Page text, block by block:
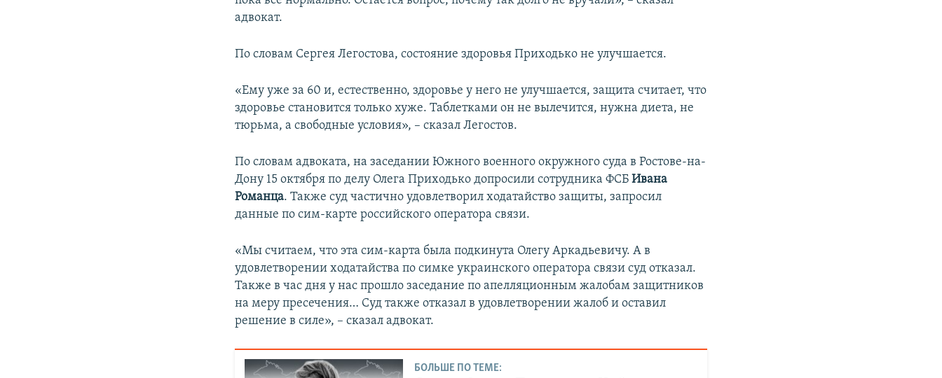
адвокат.
По словам Сергея Легостова, состояние здоровья Приходько не улучшается.
«Ему уже за 60 и, естественно, здоровье у него не улучшается, защита считает, что
здоровье становится только хуже. Таблетками он не вылечится, нужна диета, не
тюрьма, а свободные условия», – сказал Легостов.
По словам адвоката, на заседании Южного военного окружного суда в Ростове-на-
Дону 15 октября по делу Олега Приходько допросили сотрудника ФСБИвана
Романца. Также суд частично удовлетворил ходатайство защиты, запросил
данные по сим-карте российского оператора связи.
«Мы считаем, что эта сим-карта была подкинута Олегу Аркадьевичу. А в
удовлетворении ходатайства по симке украинского оператора связи суд отказал.
Также в час дня у нас прошло заседание по апелляционным жалобам защитников
на меру пресечения… Суд также отказал в удовлетворении жалоб и оставил
решение в силе», – сказал адвокат.
БОЛЬШЕ ПО ТЕМЕ: